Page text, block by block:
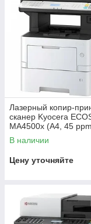
передовым
Kyocera , такие
обеспечивают
печать, низкую
эксплуатации и
долговечность
KazServiceProject
подходящих как
предприятий.
Лазерный копир-
сканер Kyocera
MA4500x (А4, 45
dpi, 1 Gb, USB,
дуплекс,
В наличии
Цену уточняйте